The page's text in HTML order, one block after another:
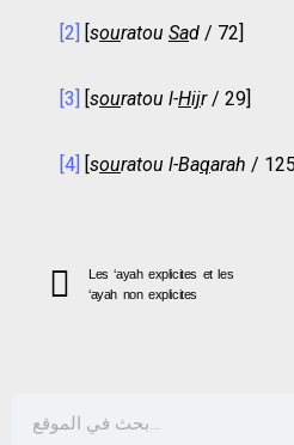
[2] [souratou Sad / 72]
[3] [souratou l-Hijr/ 29]
[4] [souratou l-Baqarah /
Les ‘ayah explicites et les
‘ayah non explicites